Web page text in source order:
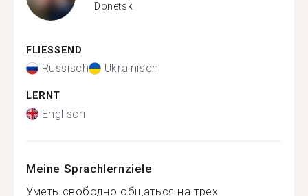
Donetsk
FLIESSEND
Russisch Ukrainisch
LERNT
Englisch
Meine Sprachlernziele
Уметь свободно общаться на трех